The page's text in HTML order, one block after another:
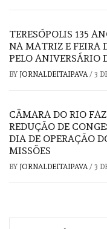
TERESÓPOLIS 135
NA MATRIZ E FEIRA
PELO ANIVERSÁRIO
BY JORNALDEITAIPAVA / 3
CÂMARA DO RIO
REDUÇÃO DE
DIA DE OPERAÇÃO
MISSÕES
BY JORNALDEITAIPAVA / 3